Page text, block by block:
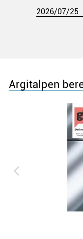
2026/07/25
Argitalpen